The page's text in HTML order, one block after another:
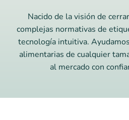
Nacido de la visión de
complejas normativas de
tecnología intuitiva.
alimentarias de cualquier
al mercado con